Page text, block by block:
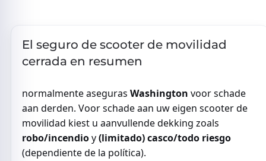
El seguro de scooter de movilidad
cerrada en resumen
normalmente aseguras Washington voor schade
aan derden. Voor schade aan uw eigen scooter de
movilidad kiest u aanvullende dekking zoals
robo/incendioy(limitado) casco/todo riesgo
(dependiente de la política).